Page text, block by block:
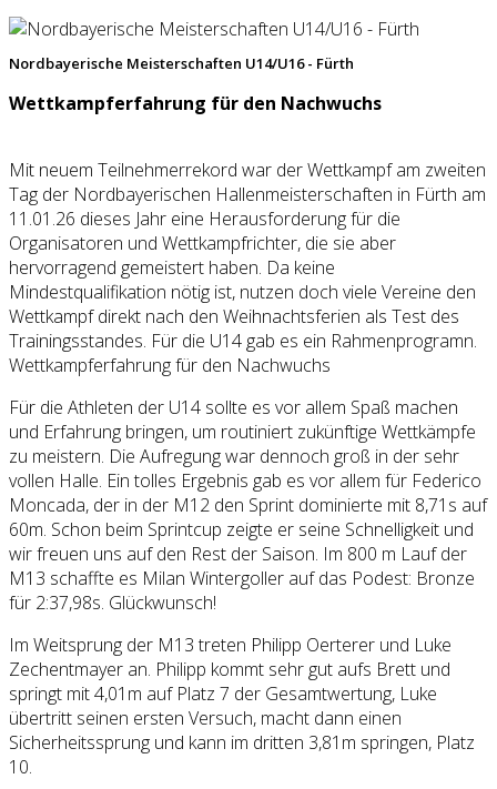
Nordbayerische Meisterschaften U14/U16 - Fürth
Wettkampferfahrung für den Nachwuchs
Mit neuem Teilnehmerrekord war der Wettkampf am zweiten
Tag der Nordbayerischen Hallenmeisterschaften in Fürth am
11.01.26 dieses Jahr eine Herausforderung für die
Organisatoren und Wettkampfrichter, die sie aber
hervorragend gemeistert haben. Da keine
Mindestqualifikation nötig ist, nutzen doch viele Vereine den
Wettkampf direkt nach den Weihnachtsferien als Test des
Trainingsstandes. Für die U14 gab es ein Rahmenprogramn.
Wettkampferfahrung für den Nachwuchs
Für die Athleten der U14 sollte es vor allem Spaß machen
und Erfahrung bringen, um routiniert zukünftige Wettkämpfe
zu meistern. Die Aufregung war dennoch groß in der sehr
vollen Halle. Ein tolles Ergebnis gab es vor allem für Federico
Moncada, der in der M12 den Sprint dominierte mit 8,71s auf
60m. Schon beim Sprintcup zeigte er seine Schnelligkeit und
wir freuen uns auf den Rest der Saison. Im 800 m Lauf der
M13 schaffte es Milan Wintergoller auf das Podest: Bronze
für 2:37,98s. Glückwunsch!
Im Weitsprung der M13 treten Philipp Oerterer und Luke
Zechentmayer an. Philipp kommt sehr gut aufs Brett und
springt mit 4,01m auf Platz 7 der Gesamtwertung, Luke
übertritt seinen ersten Versuch, macht dann einen
Sicherheitssprung und kann im dritten 3,81m springen, Platz
10.